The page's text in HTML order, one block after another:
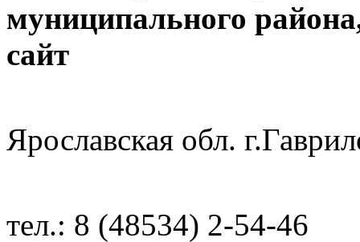
муниципального
Ярославская обл.
тел.: 8 (48534) 2-54-46